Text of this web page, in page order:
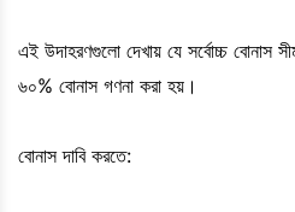
এই উদাহরণগুলো দেখায় যে সর্বোচ্চ বোনাস
৬০% বোনাস গণনা করা হয়।
বোনাস দাবি করতে: